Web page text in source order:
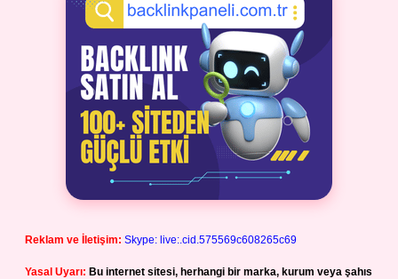
Reklam ve İletişim: Skype: live:.cid.575569c608265c69
Yasal Uyarı: Bu internet sitesi, herhangi bir marka, kurum veya şahıs